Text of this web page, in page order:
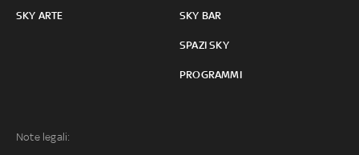
SKY ARTE SKY BAR
SPAZI SKY
PROGRAMMI
Note legali: